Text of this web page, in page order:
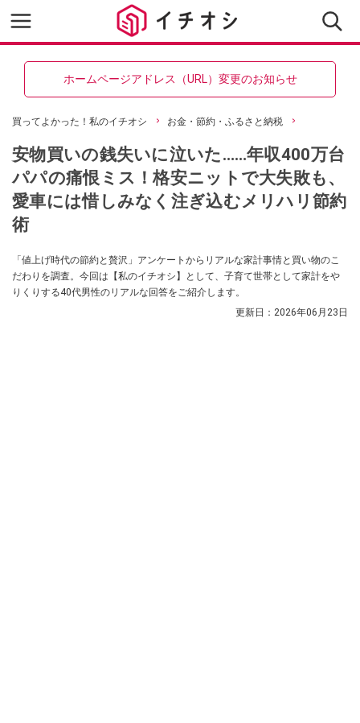
ホームページアドレス（URL）変更のお知らせ
買ってよかった！私のイチオシ お金・節約・ふるさと納税
安物買いの銭失いに泣いた……年収400万台
パパの痛恨ミス！格安ニットで大失敗も、
愛車には惜しみなく注ぎ込むメリハリ節約
術
「値上げ時代の節約と贅沢」アンケートからリアルな家計事情と買い物のこ
だわりを調査。今回は【私のイチオシ】として、子育て世帯として家計をや
りくりする40代男性のリアルな回答をご紹介します。
更新日： 2026年06月23日